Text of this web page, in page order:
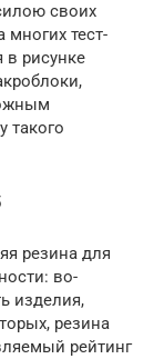
своих
многих тест-
рисунке
такого
резина для
во-
изделия,
резина
рейтинг